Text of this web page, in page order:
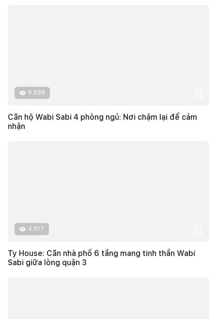
8.698
Căn hộ Wabi Sabi 4 phòng ngủ: Nơi chậm lại để cảm
nhận
4.617
Ty House: Căn nhà phố 6 tầng mang tinh thần Wabi
Sabi giữa lòng quận 3